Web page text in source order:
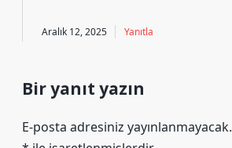
Aralık 12, 2025 Yanıtla
Bir yanıt yazın
E-posta adresiniz yayınlanmayacak.